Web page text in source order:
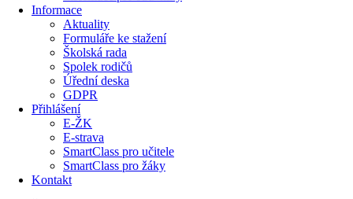
Informace
Aktuality
Formuláře ke stažení
Školská rada
Spolek rodičů
Úřední deska
GDPR
Přihlášení
E-ŽK
E-strava
SmartClass pro učitele
SmartClass pro žáky
Kontakt